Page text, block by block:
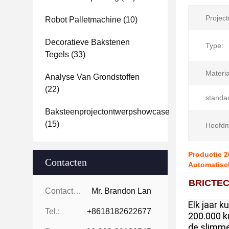
Robot Palletmachine (10)
Decoratieve Bakstenen
Tegels (33)
Analyse Van Grondstoffen
(22)
Baksteenprojectontwerpshowcase
(15)
Contacten
Contacten: Mr. Brandon Lan
Tel.: +8618182622677
Type:
Productie
Elk jaar
200.000